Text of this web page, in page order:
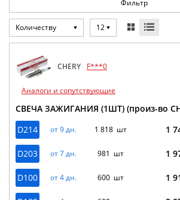
Фильтр
Количеству 12
CHERY F***0
Аналоги и сопутствующие
СВЕЧА ЗАЖИГАНИЯ (1ШТ) (произ-во
D214
от 9 дн. 1 818 шт 1
D203 от 7 дн. 981 шт 1
D100 от 4 дн. 600 шт 1